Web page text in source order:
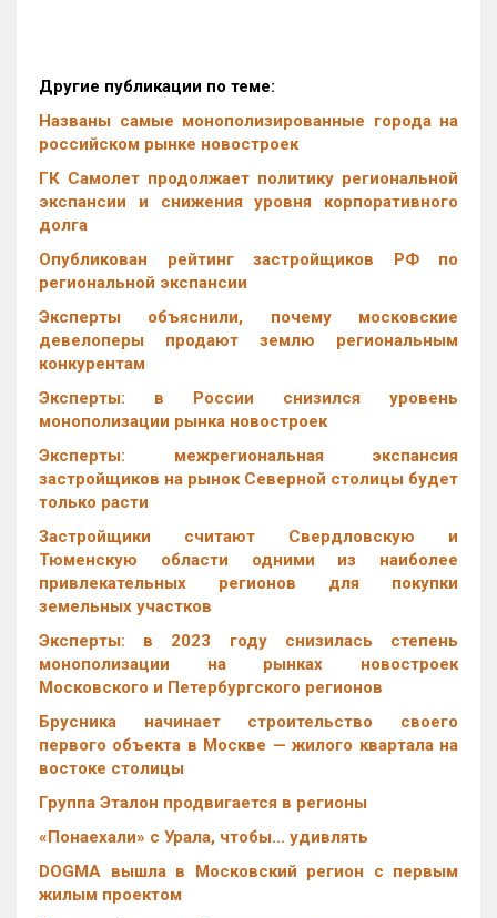
Другие публикации по теме:
Названы самые монополизированные города на
российском рынке новостроек
ГК Самолет продолжает политику региональной
экспансии и снижения уровня корпоративного
долга
Опубликован рейтинг застройщиков РФ по
региональной экспансии
Эксперты объяснили, почему московские
девелоперы продают землю региональным
конкурентам
Эксперты: в России снизился уровень
монополизации рынка новостроек
Эксперты: межрегиональная экспансия
застройщиков на рынок Северной столицы будет
только расти
Застройщики считают Свердловскую и
Тюменскую области одними из наиболее
привлекательных регионов для покупки
земельных участков
Эксперты: в 2023 году снизилась степень
монополизации на рынках новостроек
Московского и Петербургского регионов
Брусника начинает строительство своего
первого объекта в Москве — жилого квартала на
востоке столицы
Группа Эталон продвигается в регионы
«Понаехали» с Урала, чтобы… удивлять
DOGMA вышла в Московский регион с первым
жилым проектом